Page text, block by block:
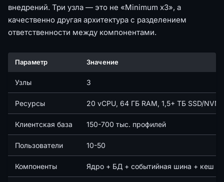
внедрений. Три узла — это не «Minimum x3», а
качественно другая архитектура с разделением
ответственности между компонентами.
Параметр Значение
Узлы 3
Ресурсы 20 vCPU, 64 ГБ RAM, 1,5+ ТБ SSD/
Клиентская база 150-700 тыс. профилей
Пользователи 10-50
Компоненты Ядро + БД + событийная шина + кеш +